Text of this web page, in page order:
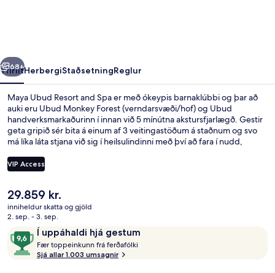
Næsta
68+
YfirlitHerbergiStaðsetningReglur
Maya Ubud Resort and Spa er með ókeypis barnaklúbbi og þar að
auki eru Ubud Monkey Forest (verndarsvæði/hof) og Ubud
handverksmarkaðurinn í innan við 5 mínútna akstursfjarlægð. Gestir
geta gripið sér bita á einum af 3 veitingastöðum á staðnum og svo
má líka láta stjana við sig í heilsulindinni með því að fara í nudd,
orlofssvæði fyrir vandláta eru 2 útilaugar, líkamsræktaraðstaða og
utanhúss tennisvöllur. Ferðamenn sem hafa heimsótt staðinn hafa
gististaðarins almennt.
VIP Access
Núverandi
verð
er
29.859 kr.
29.859 kr.
inniheldur skatta og gjöld
2. sep. - 3. sep.
UmsagnirÍ uppáhaldi hjá gestum
9,6
af
10,
Fær toppeinkunn frá ferðafólki
Sjá allar 1.003 umsagnir